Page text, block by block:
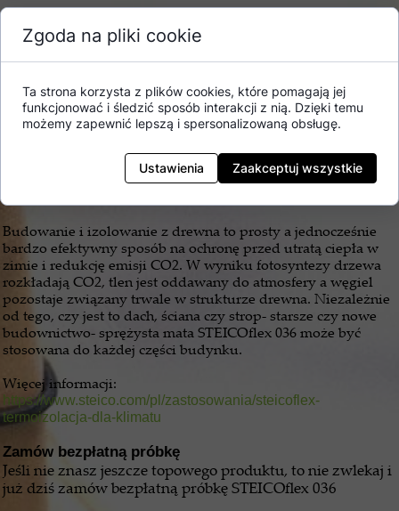
Budowanie i izolowanie z drewna to prosty a jednocześnie
bardzo efektywny sposób na ochronę przed utratą ciepła w
zimie i redukcję emisji CO2. W wyniku fotosyntezy drzewa
rozkładają CO2, tlen jest oddawany do atmosfery a węgiel
pozostaje związany trwale w strukturze drewna. Niezależnie
od tego, czy jest to dach, ściana czy strop- starsze czy nowe
budownictwo- sprężysta mata STEICOflex 036 może być
stosowana do każdej części budynku.
Więcej informacji:
https://www.steico.com/pl/zastosowania/steicoflex-
termoizolacja-dla-klimatu
Zamów bezpłatną próbkę
Jeśli nie znasz jeszcze topowego produktu, to nie zwlekaj i
już dziś zamów bezpłatną próbkę STEICOflex 036
Zgoda na pliki cookie
Ta strona korzysta z plików cookies, które pomagają jej
funkcjonować i śledzić sposób interakcji z nią. Dzięki temu
możemy zapewnić lepszą i spersonalizowaną obsługę.
Ustawienia Zaakceptuj wszystkie